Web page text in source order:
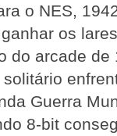
o NES,
os
do arcade
Guerra
8-bit